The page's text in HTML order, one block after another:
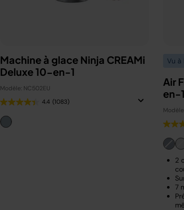
Machine à glace Ninja CREAMi
Deluxe 10-en-1
Modèle: NC502EU
4.4 (1083)
Vu à
Air
en-1
2
7